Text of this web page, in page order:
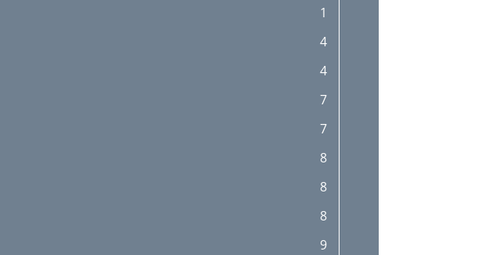
1
4
4
7
7
8
8
8
9